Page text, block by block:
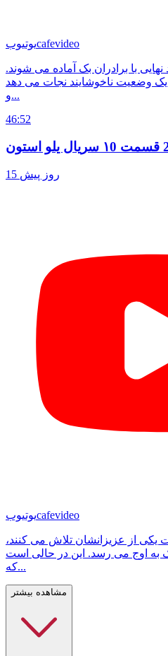
یوتیوبcafevideo
نهایی با برادران بک آماده می شوند.
یک وضعیت ناخوشایند نجات می دهد
و...
46:52
15 روز پیش
یوتیوبcafevideo
یکی از عزیزانشان تلاش می کنند،
به اوج می رسد. این در حالی است
که...
مشاهده بیشتر